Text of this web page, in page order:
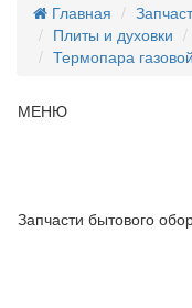
Главная
Плиты и духовки
Термопара
МЕНЮ
Запчасти бытового